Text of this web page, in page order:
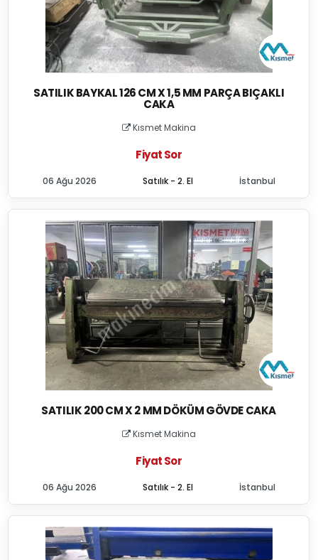
SATILIK BAYKAL 126 CM X 1,5 MM PARÇA BIÇAKLI
CAKA
Kısmet Makina
Fiyat Sor
Satılık - 2. El
06 Ağu 2026 İstanbul
SATILIK 200 CM X 2 MM DÖKÜM GÖVDE CAKA
Kısmet Makina
Fiyat Sor
Satılık - 2. El
06 Ağu 2026 İstanbul